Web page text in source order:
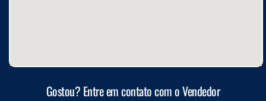
Gostou? Entre em contato com o Vendedor